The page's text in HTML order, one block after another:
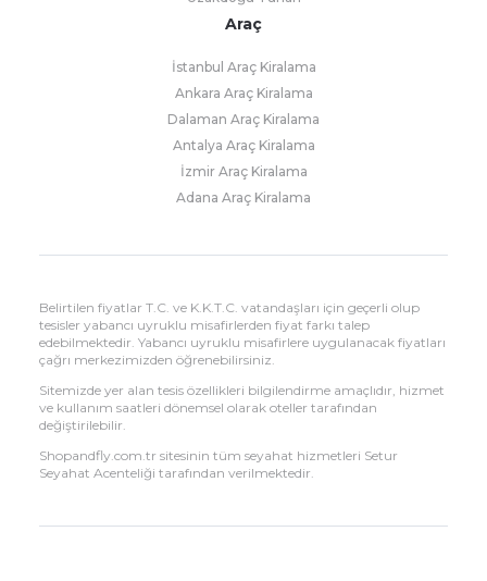
Araç
İstanbul Araç Kiralama
Ankara Araç Kiralama
Dalaman Araç Kiralama
Antalya Araç Kiralama
İzmir Araç Kiralama
Adana Araç Kiralama
Belirtilen fiyatlar T.C. ve K.K.T.C. vatandaşları için geçerli olup
tesisler yabancı uyruklu misafirlerden fiyat farkı talep
edebilmektedir. Yabancı uyruklu misafirlere uygulanacak fiyatları
çağrı merkezimizden öğrenebilirsiniz.
Sitemizde yer alan tesis özellikleri bilgilendirme amaçlıdır, hizmet
ve kullanım saatleri dönemsel olarak oteller tarafından
değiştirilebilir.
Shopandfly.com.tr sitesinin tüm seyahat hizmetleri Setur
Seyahat Acenteliği tarafından verilmektedir.